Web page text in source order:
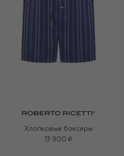
Хлопковые боксеры
13 900 ₽